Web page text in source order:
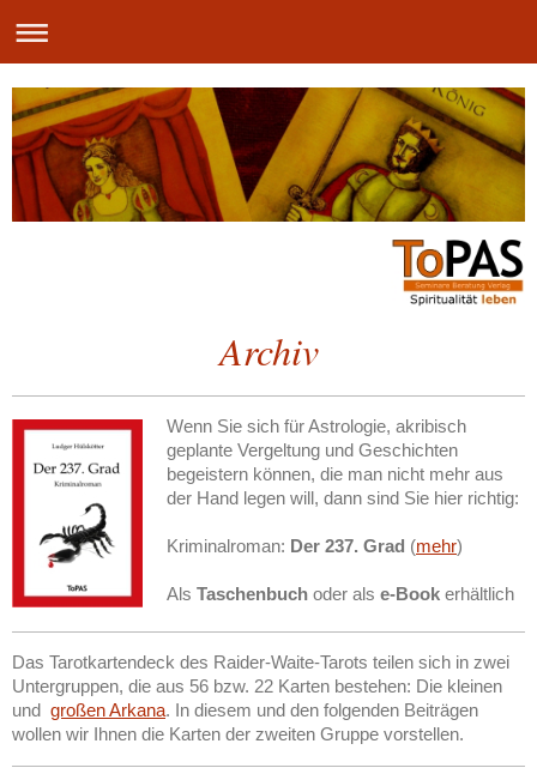
Archiv
Wenn Sie sich für Astrologie, akribisch
geplante Vergeltung und Geschichten
begeistern können, die man nicht mehr aus
der Hand legen will, dann sind Sie hier richtig:
Kriminalroman: Der 237. Grad (mehr)
Als Taschenbuch oder als e-Book erhältlich
Das Tarotkartendeck des Raider-Waite-Tarots teilen sich in zwei
Untergruppen, die aus 56 bzw. 22 Karten bestehen: Die kleinen
und großen Arkana. In diesem und den folgenden Beiträgen
wollen wir Ihnen die Karten der zweiten Gruppe vorstellen.